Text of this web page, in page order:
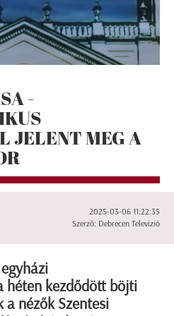
-
JELENT MEG A
2025-03-06 11:22:35
Szerző: Debrecen Televízió
héten kezdődött böjti
nézők Szentesi